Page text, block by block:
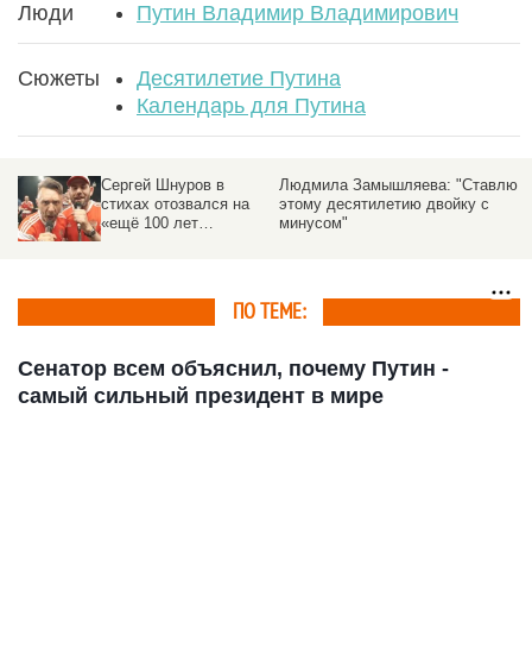
Люди Путин Владимир Владимирович
Сюжеты
Десятилетие Путина
Календарь для Путина
Сергей Шнуров в
стихах отозвался на
«ещё 100 лет
Людмила Замышляева: "Ставлю
этому десятилетию двойку с
минусом"
ПО ТЕМЕ:
Сенатор всем объяснил, почему Путин -
самый сильный президент в мире